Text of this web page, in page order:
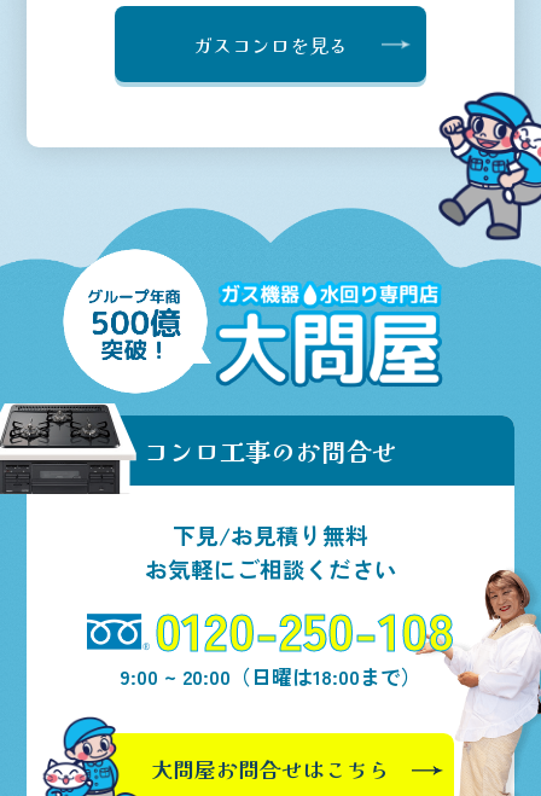
ガスコンロを見る
コンロ工事のお問合せ
下見/お見積り無料
お気軽にご相談ください
0120-250-108
9:00 ~ 20:00（日曜は18:00まで）
大問屋お問合せはこちら